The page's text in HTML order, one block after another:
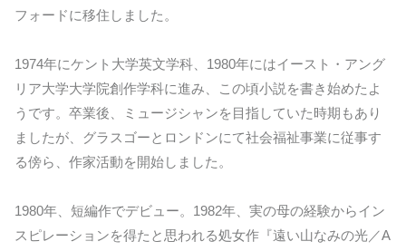
フォードに移住しました。
1974年にケント大学英文学科、1980年にはイースト・アング
リア大学大学院創作学科に進み、この頃小説を書き始めたよ
うです。卒業後、ミュージシャンを目指していた時期もあり
ましたが、グラスゴーとロンドンにて社会福祉事業に従事す
る傍ら、作家活動を開始しました。
1980年、短編作でデビュー。1982年、実の母の経験からイン
スピレーションを得たと思われる処女作『遠い山なみの光／A